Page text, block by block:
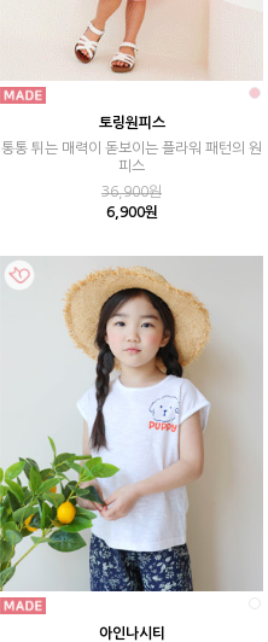
토링원피스
통통 튀는 매력이 돋보이는 플라워 패턴의 원
피스
36,900원
6,900원
아인나시티